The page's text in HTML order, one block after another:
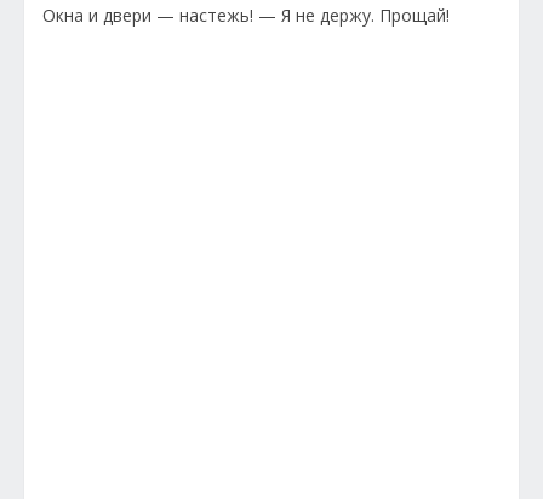
Окна и двери — настежь! — Я не держу. Прощай!